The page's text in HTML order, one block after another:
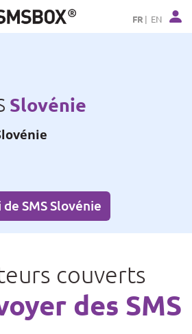
cookies
FR EN
Slovénie
SMS Slovénie
couverts
des SMS